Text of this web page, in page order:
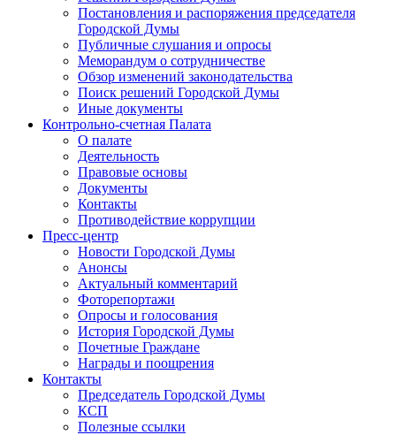
Постановления и распоряжения председателя
Городской Думы
Публичные слушания и опросы
Меморандум о сотрудничестве
Обзор изменений законодательства
Поиск решений Городской Думы
Иные документы
Контрольно-счетная Палата
О палате
Деятельность
Правовые основы
Документы
Контакты
Противодействие коррупции
Пресс-центр
Новости Городской Думы
Анонсы
Актуальный комментарий
Фоторепортажи
Опросы и голосования
История Городской Думы
Почетные Граждане
Награды и поощрения
Контакты
Председатель Городской Думы
КСП
Полезные ссылки